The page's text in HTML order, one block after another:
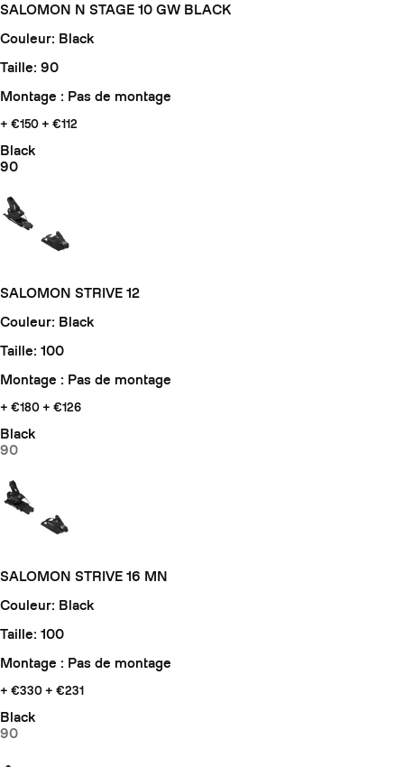
SALOMON N STAGE 10 GW BLACK
Couleur: Black
Taille: 90
Montage : Pas de montage
+ €150 + €112
Black
90
SALOMON STRIVE 12
Couleur: Black
Taille: 100
Montage : Pas de montage
+ €180 + €126
Black
90
SALOMON STRIVE 16 MN
Couleur: Black
Taille: 100
Montage : Pas de montage
+ €330 + €231
Black
90